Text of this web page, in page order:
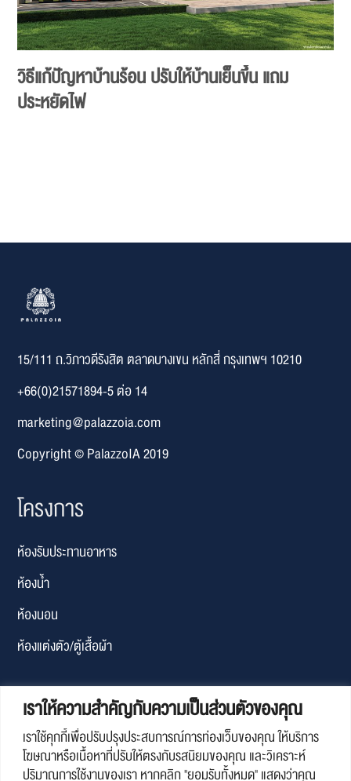
เราให้ความสำคัญกับความเป็นส่วนตัวของคุณ
เราใช้คุกกี้เพื่อปรับปรุงประสบการณ์การท่องเว็บของคุณ ให้บริการ
โฆษณาหรือเนื้อหาที่ปรับให้ตรงกับรสนิยมของคุณ และวิเคราะห์
ปริมาณการใช้งานของเรา หากคลิก "ยอมรับทั้งหมด" แสดงว่าคุณ
วิธีแก้ปัญหาบ้านร้อน ปรับให้บ้านเย็นขึ้น แถม
ประหยัดไฟ
15/111 ถ.วิภาวดีรังสิต ตลาดบางเขน หลักสี่ กรุงเทพฯ 10210
+66(0)21571894-5 ต่อ 14
marketing@palazzoia.com
Copyright © PalazzoIA 2019
โครงการ
ห้องรับประทานอาหาร
ห้องน้ำ
ห้องนอน
ห้องแต่งตัว/ตู้เสื้อผ้า
เวลาเปิดทำการ
จันทร์ – ศุกร์: 09.00 น.- 18.30 น.
เสาร์-อาทิตย์ : ปิด